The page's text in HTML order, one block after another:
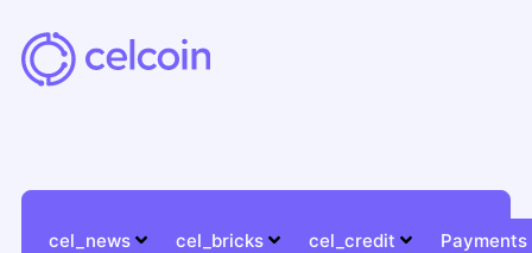
cel_news cel_bricks cel_credit Payments